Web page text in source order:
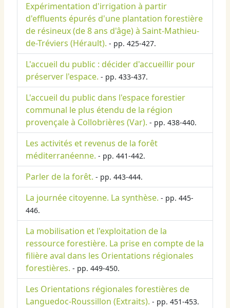
Expérimentation d'irrigation à partir
d'effluents épurés d'une plantation forestière
de résineux (de 8 ans d'âge) à Saint-Mathieu-
de-Tréviers (Hérault). - pp. 425-427.
L'accueil du public : décider d'accueillir pour
préserver l'espace. - pp. 433-437.
L'accueil du public dans l'espace forestier
communal le plus étendu de la région
provençale à Collobrières (Var). - pp. 438-440.
Les activités et revenus de la forêt
méditerranéenne. - pp. 441-442.
Parler de la forêt. - pp. 443-444.
La journée citoyenne. La synthèse. - pp. 445-
446.
La mobilisation et l'exploitation de la
ressource forestière. La prise en compte de la
filière aval dans les Orientations régionales
forestières. - pp. 449-450.
Les Orientations régionales forestières de
Languedoc-Roussillon (Extraits). - pp. 451-453.